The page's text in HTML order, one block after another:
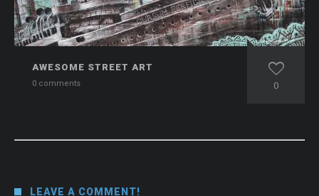
AWESOME STREET ART
0 comments 0
LEAVE A COMMENT!